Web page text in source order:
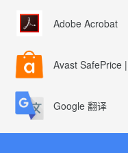
Adobe Acrobat
Google 翻译